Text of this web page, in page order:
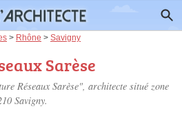
> Rhône > Savigny
Sarèse
Réseaux Sarèse", architecte situé zone
Savigny.